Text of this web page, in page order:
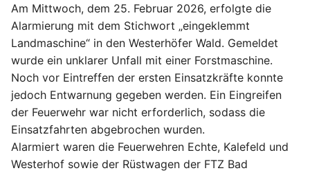
Am Mittwoch, dem 25. Februar 2026, erfolgte die
Alarmierung mit dem Stichwort „eingeklemmt
Landmaschine“ in den Westerhöfer Wald. Gemeldet
wurde ein unklarer Unfall mit einer Forstmaschine.
Noch vor Eintreffen der ersten Einsatzkräfte konnte
jedoch Entwarnung gegeben werden. Ein Eingreifen
der Feuerwehr war nicht erforderlich, sodass die
Einsatzfahrten abgebrochen wurden.
Alarmiert waren die Feuerwehren Echte, Kalefeld und
Westerhof sowie der Rüstwagen der FTZ Bad